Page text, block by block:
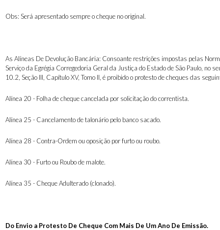
Obs: Será apresentado sempre o cheque no original.
As Alíneas De Devolução Bancária: Consoante restrições impostas pelas
Serviço da Egrégia Corregedoria Geral da Justiça do Estado de São Paulo, no
10.2, Seção III, Capítulo XV, Tomo II, é proibido o protesto de cheques das
Alínea 20 - Folha de cheque cancelada por solicitação do correntista.
Alínea 25 - Cancelamento de talonário pelo banco sacado.
Alínea 28 - Contra-Ordem ou oposição por furto ou roubo.
Alínea 30 - Furto ou Roubo de malote.
Alínea 35 - Cheque Adulterado (clonado).
Do Envio a Protesto De Cheque Com Mais De Um Ano De Emissão.